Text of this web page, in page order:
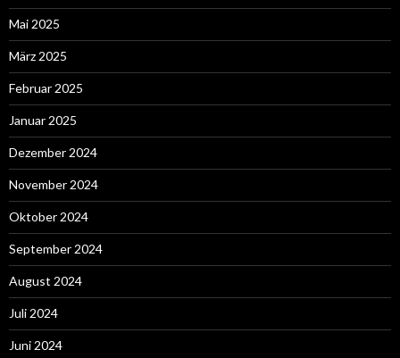
Mai 2025
März 2025
Februar 2025
Januar 2025
Dezember 2024
November 2024
Oktober 2024
September 2024
August 2024
Juli 2024
Juni 2024